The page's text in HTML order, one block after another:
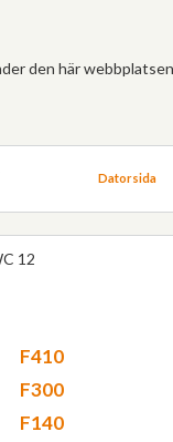
den här
Datorsida
12
F410
F300
F140